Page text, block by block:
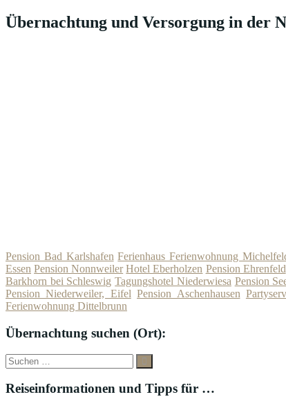
Übernachtung und Versorgung in der
Pension Bad Karlshafen Ferienhaus Ferienwohnung
Essen Pension Nonnweiler Hotel Eberholzen Pension Ehrenfeld
Barkhorn bei Schleswig Tagungshotel Niederwiesa Pension
Pension Niederweiler, Eifel Pension Aschenhausen
Ferienwohnung Dittelbrunn
Übernachtung suchen (Ort):
Suche
nach:
Suchen
Reiseinformationen und Tipps für …